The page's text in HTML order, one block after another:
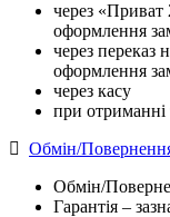
через «Приват
оформлення
через переказ
оформлення
через касу
при отриманні
Обмін/
Обмін/
Гарантія –